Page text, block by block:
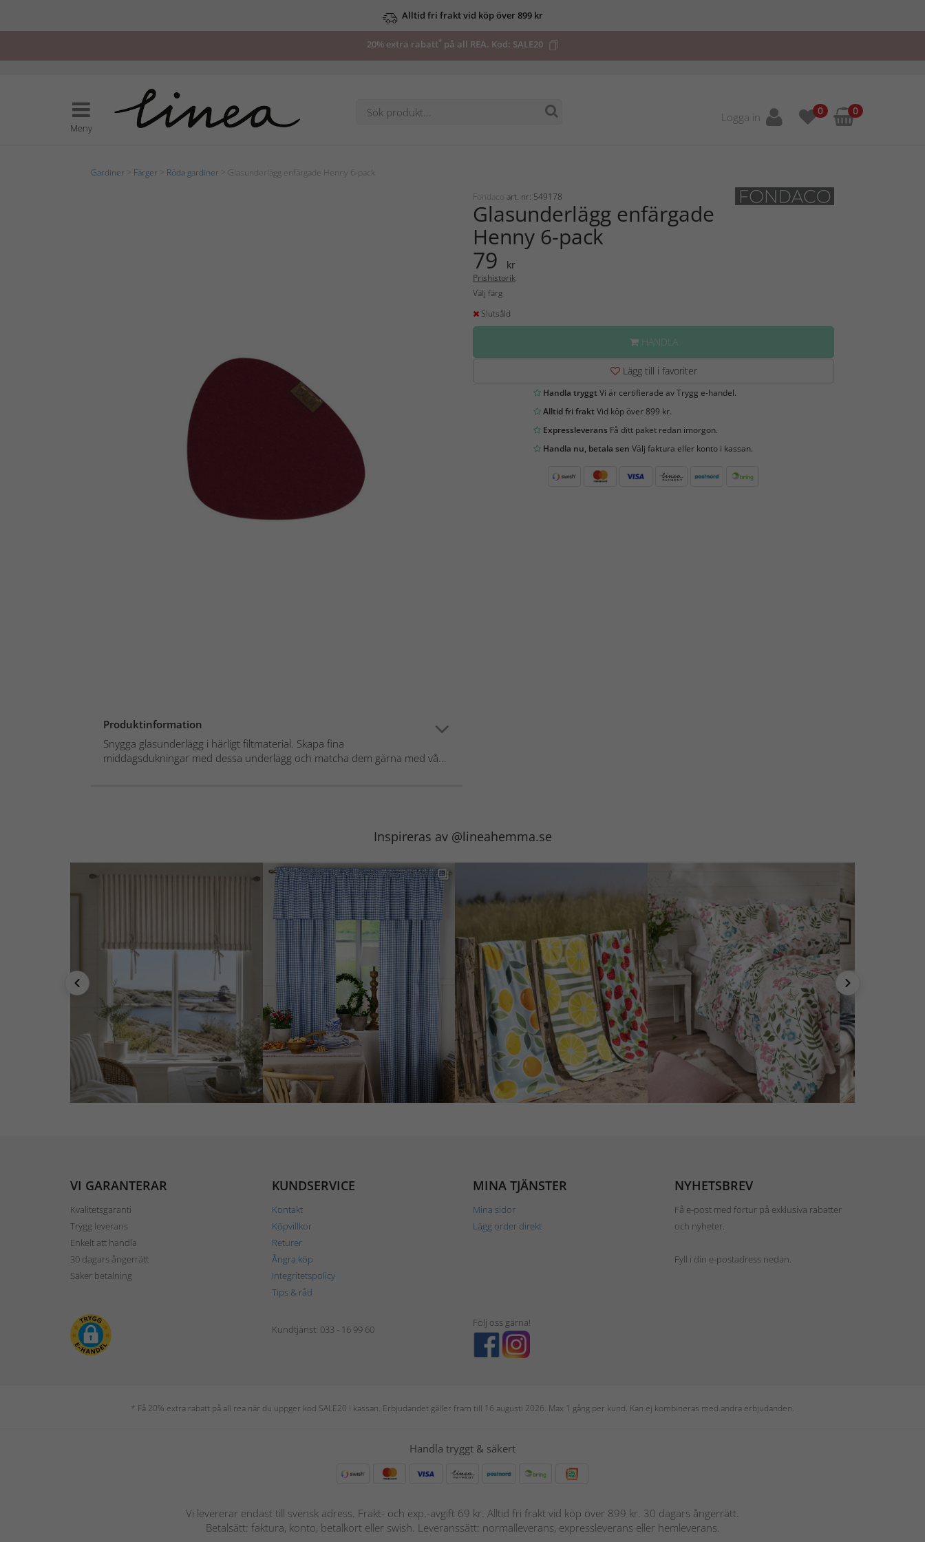
Alltid fri frakt vid köp över 899 kr
20% extra rabatt*på all REA. Kod: SALE20
Meny
Logga in 0 0
Gardiner Färger Röda gardiner > Glasunderlägg enfärgade Henny 6-pack
Produktinformation
Snygga glasunderlägg i härligt filtmaterial. Skapa fina
middagsdukningar med dessa underlägg och matcha dem gärna med vå...
Fondaco art. nr: 549178
Glasunderlägg enfärgade
Henny 6-pack
79 kr
Prishistorik
Välj färg
Slutsåld
HANDLA
Lägg till i favoriter
Handla tryggtVi är certifierade av Trygg e-handel.
Alltid fri fraktVid köp över 899 kr.
ExpressleveransFå ditt paket redan imorgon.
Handla nu, betala sen Välj faktura eller konto i kassan.
Inspireras av @lineahemma.se
VI GARANTERAR
Kvalitetsgaranti
Trygg leverans
Enkelt att handla
30 dagars ångerrätt
Säker betalning
KUNDSERVICE
Kontakt
Köpvillkor
Returer
Ångra köp
Integritetspolicy
Tips & råd
MINA TJÄNSTER
Mina sidor
Lägg order direkt
NYHETSBREV
Få e-post med förtur på exklusiva rabatter
och nyheter.
Fyll i din e-postadress nedan.
Kundtjänst: 033 - 16 99 60
Följ oss gärna!
* Få 20% extra rabatt på all rea när du uppger kod SALE20 i kassan. Erbjudandet gäller fram till 16 augusti 2026. Max 1 gång per kund. Kan ej kombineras med andra erbjudanden.
Handla tryggt & säkert
Vi levererar endast till svensk adress. Frakt- och exp.-avgift 69 kr. Alltid fri frakt vid köp över 899 kr. 30 dagars ångerrätt.
Betalsätt: faktura, konto, betalkort eller swish. Leveranssätt: normalleverans, expressleverans eller hemleverans.